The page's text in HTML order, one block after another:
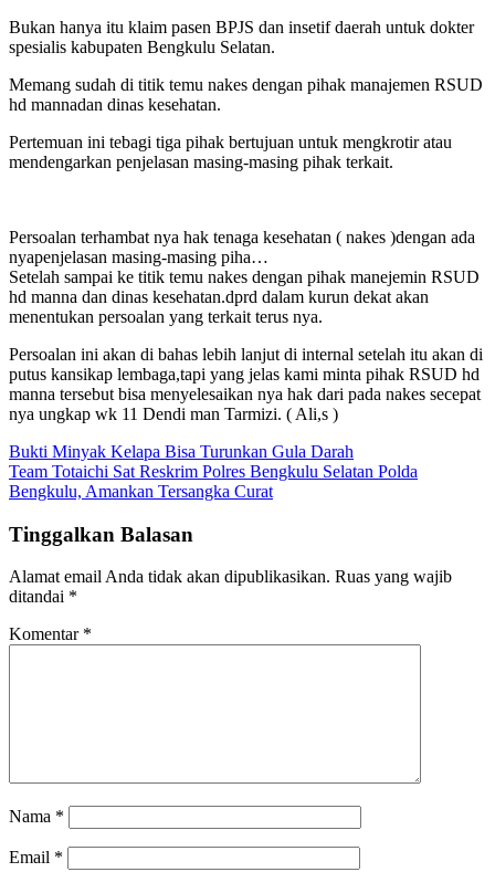
Bukan hanya itu klaim pasen BPJS dan insetif daerah untuk dokter
spesialis kabupaten Bengkulu Selatan.
Memang sudah di titik temu nakes dengan pihak manajemen RSUD
hd mannadan dinas kesehatan.
Pertemuan ini tebagi tiga pihak bertujuan untuk mengkrotir atau
mendengarkan penjelasan masing-masing pihak terkait.
Persoalan terhambat nya hak tenaga kesehatan ( nakes )dengan ada
nyapenjelasan masing-masing piha…
Setelah sampai ke titik temu nakes dengan pihak manejemin RSUD
hd manna dan dinas kesehatan.dprd dalam kurun dekat akan
menentukan persoalan yang terkait terus nya.
Persoalan ini akan di bahas lebih lanjut di internal setelah itu akan di
putus kansikap lembaga,tapi yang jelas kami minta pihak RSUD hd
manna tersebut bisa menyelesaikan nya hak dari pada nakes secepat
nya ungkap wk 11 Dendi man Tarmizi. ( Ali,s )
Navigasi
pos
Bukti Minyak Kelapa Bisa Turunkan Gula Darah
Team Totaichi Sat Reskrim Polres Bengkulu Selatan Polda
Bengkulu, Amankan Tersangka Curat
Tinggalkan Balasan
Alamat email Anda tidak akan dipublikasikan. Ruas yang wajib
ditandai *
Komentar *
Nama *
Email *